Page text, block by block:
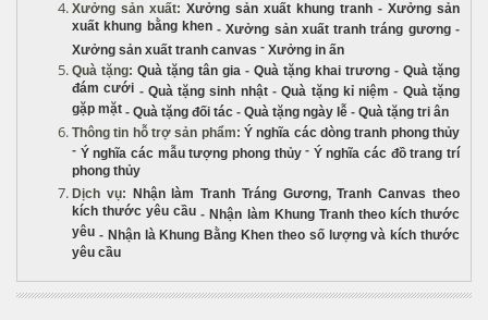
Xưởng sản xuất: Xưởng sản xuất khung tranh - Xưởng sản
xuất khung bằng khen-Xưởng sản xuất tranh tráng gương-
Xưởng sản xuất tranh canvas - Xưởng in ấn
Quà tặng: Quà tặng tân gia - Quà tặng khai trương - Quà tặng
đám cưới - Quà tặng sinh nhật-Quà tặng kỉ niệm - Quà tặng
gặp mặt - Quà tặng đối tác - Quà tặng ngày lễ - Quà tặng tri ân
Thông tin hỗ trợ sản phẩm:Ý nghĩa các dòng tranh phong thủy
- Ý nghĩa các mẫu tượng phong thủy- Ý nghĩa các đồ trang trí
phong thủy
Dịch vụ: Nhận làm Tranh Tráng Gương,Tranh Canvas theo
kích thước yêu cầu - Nhận làm Khung Tranh theo kích thước
yêu - Nhận là Khung Bằng Khen theo số lượng và kích thước
yêu cầu